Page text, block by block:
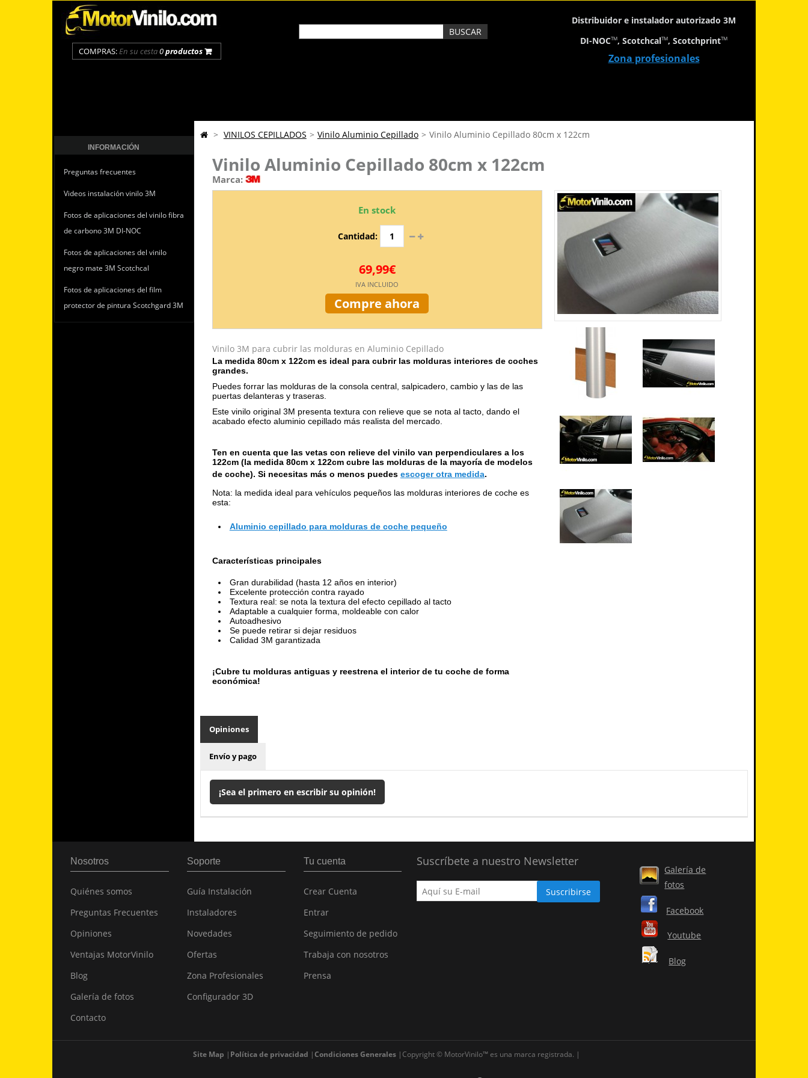
Distribuidor e instalador autorizado 3M
DI-NOCTM, ScotchcalTM, ScotchprintTM
Zona profesionales
COMPRAS:En su cesta0productos
INFORMACIÓN
Preguntas frecuentes
Videos instalación vinilo 3M
Fotos de aplicaciones del vinilo fibra
de carbono 3M DI-NOC
Fotos de aplicaciones del vinilo
negro mate 3M Scotchcal
Fotos de aplicaciones del film
protector de pintura Scotchgard 3M
> VINILOS CEPILLADOS > Vinilo Aluminio Cepillado > Vinilo Aluminio Cepillado 80cm x 122cm
Vinilo Aluminio Cepillado 80cm x 122cm
Marca:
En stock
Cantidad:
69,99€
IVA INCLUIDO
Compre ahora
Vinilo 3M para cubrir las molduras en Aluminio Cepillado
La medida 80cm x 122cm es ideal para cubrir las molduras interiores de coches
grandes.
Puedes forrar las molduras de la consola central, salpicadero, cambio y las de las
puertas delanteras y traseras.
Este vinilo original 3M presenta textura con relieve que se nota al tacto, dando el
acabado efecto aluminio cepillado más realista del mercado.
Ten en cuenta que las vetas con relieve del vinilo van perpendiculares a los
122cm (la medida 80cm x 122cm cubre las molduras de la mayoría de modelos
de coche). Si necesitas más o menos puedes escoger otra medida.
Nota: la medida ideal para vehículos pequeños las molduras interiores de coche es
esta:
Aluminio cepillado para molduras de coche pequeño
Características principales
Gran durabilidad (hasta 12 años en interior)
Excelente protección contra rayado
Textura real: se nota la textura del efecto cepillado al tacto
Adaptable a cualquier forma, moldeable con calor
Autoadhesivo
Se puede retirar si dejar residuos
Calidad 3M garantizada
¡Cubre tu molduras antiguas y reestrena el interior de tu coche de forma
económica!
Opiniones
Envío y pago
¡Sea el primero en escribir su opinión!
Nosotros
Quiénes somos
Preguntas Frecuentes
Opiniones
Ventajas MotorVinilo
Blog
Galería de fotos
Contacto
Soporte
Guía Instalación
Instaladores
Novedades
Ofertas
Zona Profesionales
Configurador 3D
Tu cuenta
Crear Cuenta
Entrar
Seguimiento de pedido
Trabaja con nosotros
Prensa
Suscríbete a nuestro Newsletter
Galería de
fotos
Facebook
Youtube
Blog
Site Map Política de privacidad Condiciones Generales Copyright © MotorVinilo™ es una marca registrada.